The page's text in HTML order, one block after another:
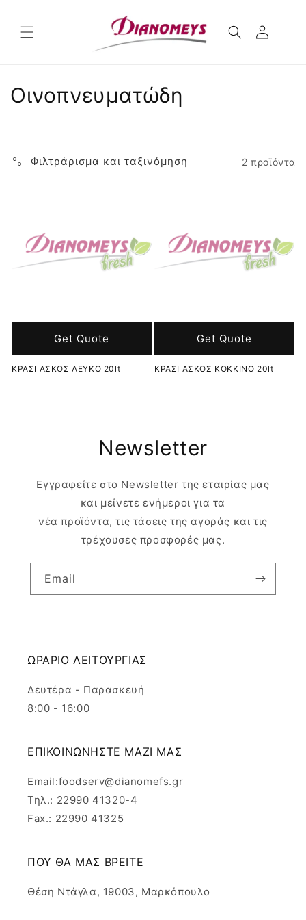
περιεχόμενο
Σ
Οινοπνευματώδη
Φιλτράρισμα και ταξινόμηση 2 προϊόντα
ΚΡΑΣΙ ΑΣΚΟΣ ΛΕΥΚΟ 20lt
Get Quote
ΚΡΑΣΙ ΑΣΚΟΣ KOKKINO 20lt
Get Quote
Newsletter
Εγγραφείτε στο Newsletter της εταιρίας μας
και μείνετε ενήμεροι για τα
νέα προϊόντα, τις τάσεις της αγοράς και τις
τρέχουσες προσφορές μας.
Email
ΩΡΑΡΙΟ ΛΕΙΤΟΥΡΓΙΑΣ
Δευτέρα - Παρασκευή
8:00 - 16:00
ΕΠΙΚΟΙΝΩΝΗΣΤΕ ΜΑΖΙ ΜΑΣ
Email:foodserv@dianomefs.gr
Τηλ.: 22990 41320-4
Fax.: 22990 41325
ΠΟΥ ΘΑ ΜΑΣ ΒΡΕΙΤΕ
Θέση Ντάγλα, 19003, Μαρκόπουλο